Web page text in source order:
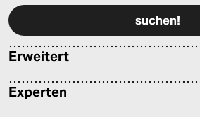
Erweitert
Experten